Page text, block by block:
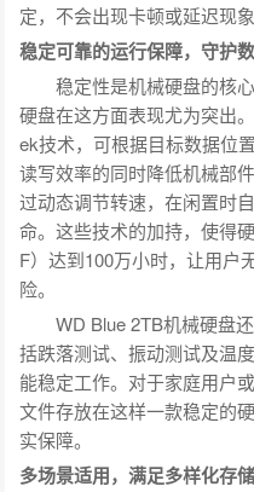
定，不会出现卡顿或延迟现象
稳定可靠的运行保障，守护
稳定性是机械硬盘的核
硬盘在这方面表现尤为突出
ek技术，可根据目标数据位
读写效率的同时降低机械部
过动态调节转速，在闲置时
命。这些技术的加持，使得
F）达到100万小时，让用户
险。
WD Blue 2TB机械硬盘
括跌落测试、振动测试及温
能稳定工作。对于家庭用户
文件存放在这样一款稳定的
实保障。
多场景适用，满足多样化存